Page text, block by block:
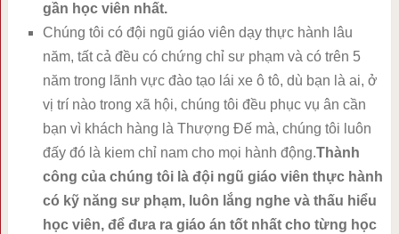
gần học viên nhất.
Chúng tôi có đội ngũ giáo viên dạy thực hành lâu
năm, tất cả đều có chứng chỉ sư phạm và có trên 5
năm trong lãnh vực đào tạo lái xe ô tô, dù bạn là ai, ở
vị trí nào trong xã hội, chúng tôi đều phục vụ ân cần
bạn vì khách hàng là Thượng Đế mà, chúng tôi luôn
đấy đó là kiem chỉ nam cho mọi hành động.Thành
công của chúng tôi là đội ngũ giáo viên thực hành
có kỹ năng sư phạm, luôn lắng nghe và thấu hiểu
học viên, để đưa ra giáo án tốt nhất cho từng học